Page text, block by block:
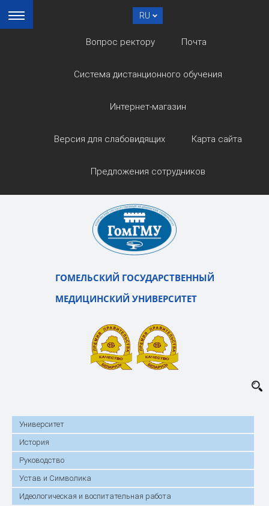
RU
Вопрос ректору Почта
Система дистанционного обучения
Интернет-магазин
Версия для слабовидящих Карта сайта
Предложения сотрудников
ГОМЕЛЬСКИЙ ГОСУДАРСТВЕННЫЙ
МЕДИЦИНСКИЙ УНИВЕРСИТЕТ
Университет
История
Руководство
Устав и Символика
Идеологическая и воспитательная работа